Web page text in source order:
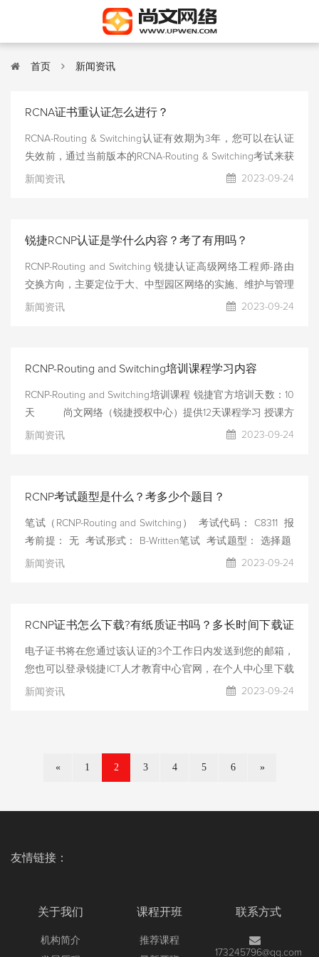
首页 新闻资讯
RCNA证书重认证怎么进行？
RCNA-Routing & Switching认证有效期为3年，您可以在认证
失效前，通过当前版本的RCNA-Routing & Switching考试来获
得重认证，证书有效期自重认证考试日起计算3年。
新闻资讯 2023-09-24
锐捷RCNP认证是学什么内容？考了有用吗？
RCNP-Routing and Switching 锐捷认证高级网络工程师-路由
交换方向，主要定位于大、中型园区网络的实施、维护与管理
的专业技术人员从业资格认证。 考试内容： 网络组网、
IPv6、无线网络原理、典型组网和无线网优等部署园区网络需
要掌握的技术。 能力标准： 认证人员对大中型园区网络中应
用的厂商的数通产品有比较深入的理解，掌握了园区网中常用
的数据通信技术的原理，能熟练地部署相关产品和正确应用相
新闻资讯 2023-09-24
RCNP-Routing and Switching培训课程学习内容
RCNP-Routing and Switching培训课程 锐捷官方培训天数：10
天 尚文网络（锐捷授权中心）提供12天课程学习 授课方
式：理论课程+上机实操 课程目标： 针对有具备了 ICT 数据
由控制技术、交换安全技术、AAA、端口镜像、VPN、
WLAN、IPv6等层面进行了深入讲解，能够让学员在学完本课
程之后具备交付大部分锐捷原厂项目的能力，能够完成大中型
新闻资讯 2023-09-24
RCNP考试题型是什么？考多少个题目？
笔试（RCNP-Routing and Switching） 考试代码： C8311 报
考前提： 无 考试形式： B-Written笔试 考试题型： 选择题
及格/满分： 600分/1000分 考试时长： 90分钟 有效期： 3
新闻资讯 2023-09-24
RCNP证书怎么下载?有纸质证书吗？多长时间下载证
书？
电子证书将在您通过该认证的3个工作日内发送到您的邮箱，
您也可以登录锐捷ICT人才教育中心官网，在个人中心里下载
您的证书。 纸质版证书将在1个月内邮寄至您预留的地址，请
新闻资讯 2023-09-24
« 1 2 3 4 5 6 »
友情链接：
关于我们
机构简介
课程开班
推荐课程
联系方式
173245796@qq.com